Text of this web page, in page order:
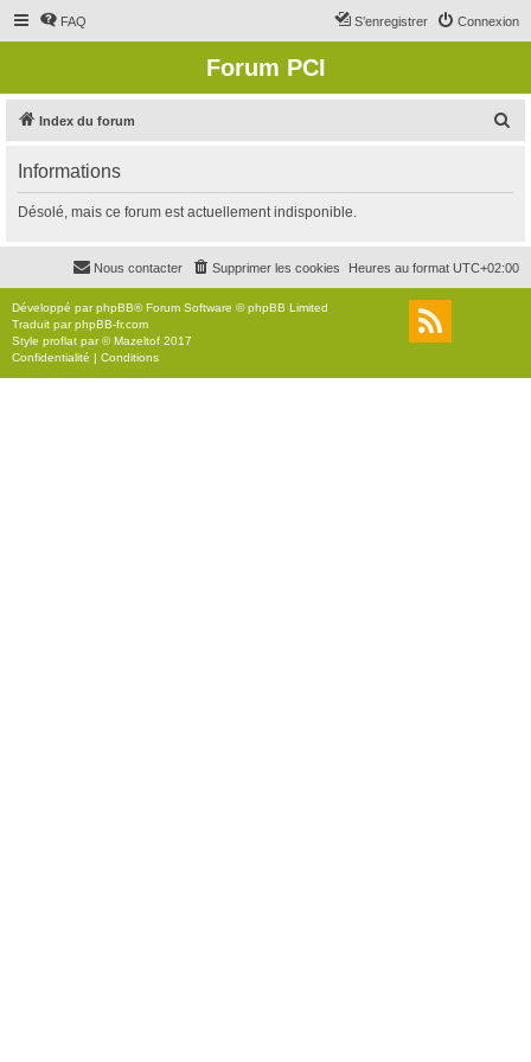
FAQ Connexion
S’enregistrer
Forum PCI
Index du forum
r
c
r
Informations
Désolé, mais ce forum est actuellement indisponible.
Heures au format UTC+02:00
Supprimer les cookies
Nous contacter
Développé parphpBB® Forum Software © phpBB Limited
Traduit parphpBB-fr.com
Style proflat par ©Mazeltof 2017
Confidentialité | Conditions